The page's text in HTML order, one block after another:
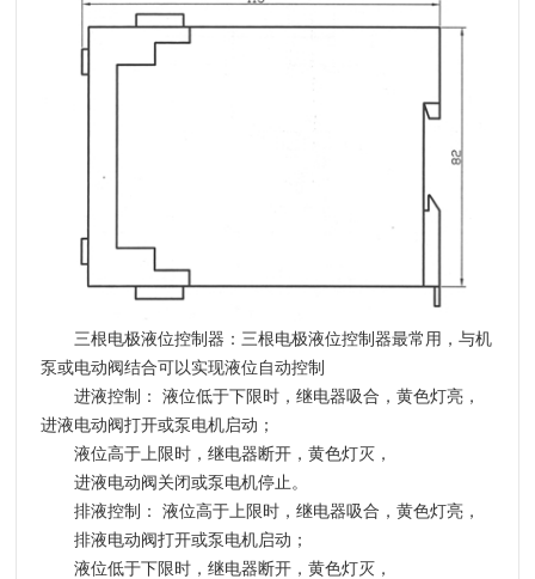
三根电极液位控制器： 三根电极液位控制器最常用，与机
泵或电动阀结合可以实现液位自动控制
进液控制：
液位低于下限时，继电器吸合，黄色灯亮，
进液电动阀打开或泵电机启动；
液位高于上限时，继电器断开，黄色灯灭，
进液电动阀关闭或泵电机停止。
排液控制：液位高于上限时，继电器吸合，黄色灯亮，
排液电动阀打开或泵电机启动；
液位低于下限时，继电器断开，黄色灯灭，